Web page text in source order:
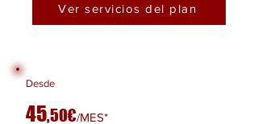
Ver servicios del plan
Desde
45,50€/MES*